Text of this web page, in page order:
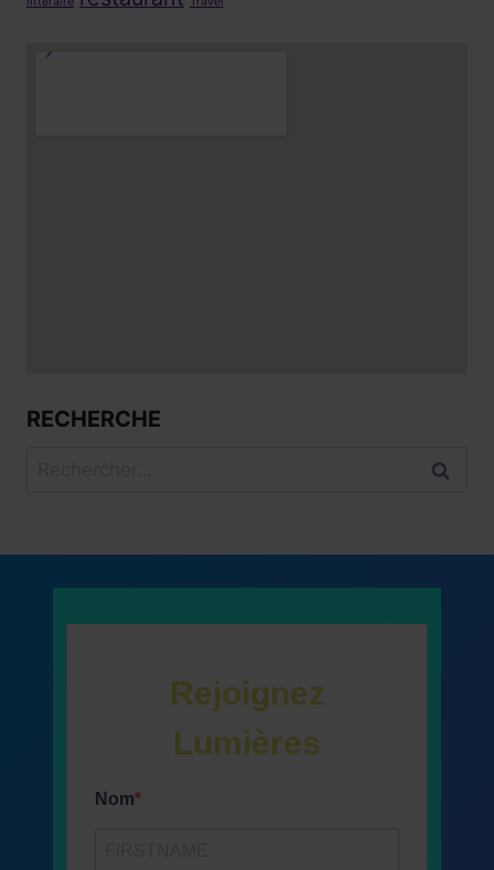
RECHERCHE
Rejoignez
Lumières
Nom